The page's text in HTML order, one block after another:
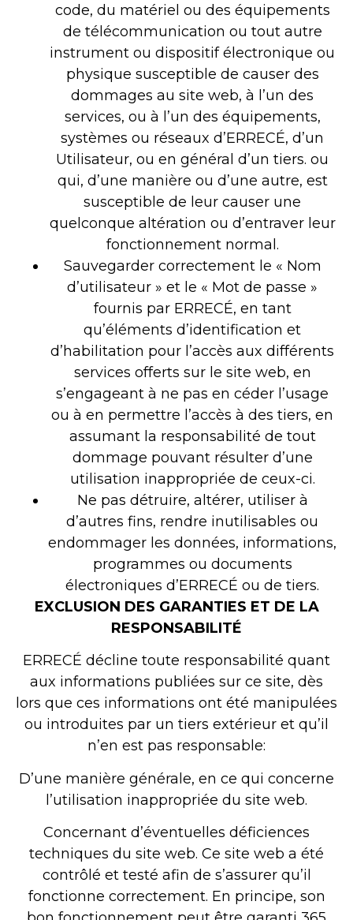
code, du matériel ou des équipements
de télécommunication ou tout autre
instrument ou dispositif électronique ou
physique susceptible de causer des
dommages au site web, à l’un des
services, ou à l’un des équipements,
systèmes ou réseaux d’ERRECÉ, d’un
Utilisateur, ou en général d’un tiers. ou
qui, d’une manière ou d’une autre, est
susceptible de leur causer une
quelconque altération ou d’entraver leur
fonctionnement normal.
Sauvegarder correctement le « Nom
d’utilisateur » et le « Mot de passe »
fournis par ERRECÉ, en tant
qu’éléments d’identification et
d’habilitation pour l’accès aux différents
services offerts sur le site web, en
s’engageant à ne pas en céder l’usage
ou à en permettre l’accès à des tiers, en
assumant la responsabilité de tout
dommage pouvant résulter d’une
utilisation inappropriée de ceux-ci.
Ne pas détruire, altérer, utiliser à
d’autres fins, rendre inutilisables ou
endommager les données, informations,
programmes ou documents
électroniques d’ERRECÉ ou de tiers.
EXCLUSION DES GARANTIES ET DE LA
RESPONSABILITÉ
ERRECÉ décline toute responsabilité quant
aux informations publiées sur ce site, dès
lors que ces informations ont été manipulées
ou introduites par un tiers extérieur et qu’il
n’en est pas responsable:
D’une manière générale, en ce qui concerne
l’utilisation inappropriée du site web.
Concernant d’éventuelles déficiences
techniques du site web. Ce site web a été
contrôlé et testé afin de s’assurer qu’il
fonctionne correctement. En principe, son